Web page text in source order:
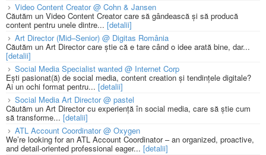
Video Content Creator @ Cohn & Jansen
Căutăm un Video Content Creator care să gândească și să producă
content pentru unele dintre... [detalii]
Art Director (Mid–Senior) @ Digitas România
Căutăm un Art Director care știe că e tare când o idee arată bine, dar...
[detalii]
Social Media Specialist wanted @ Internet Corp
Ești pasionat(ă) de social media, content creation și tendințele digitale?
Ai un ochi format pentru... [detalii]
Social Media Art Director @ pastel
Căutăm un Art Director cu experiență în social media, care să știe cum
să transforme... [detalii]
ATL Account Coordinator @ Oxygen
We’re looking for an ATL Account Coordinator – an organized, proactive,
and detail-oriented professional eager... [detalii]